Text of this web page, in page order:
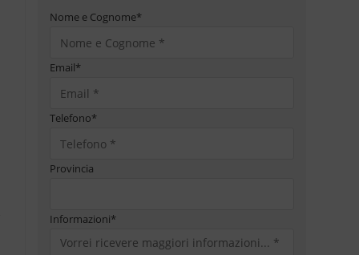
Nome e Cognome*
Email*
Telefono*
Provincia
Informazioni*